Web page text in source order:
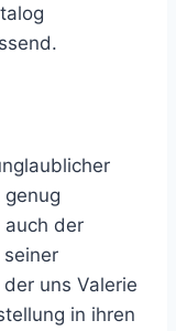
auch der
uns Valerie
in ihren